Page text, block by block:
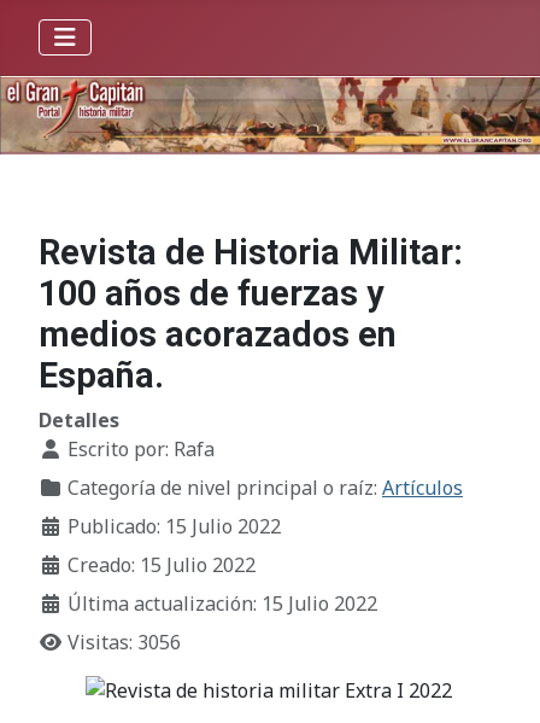
Revista de Historia Militar:
100 años de fuerzas y
medios acorazados en
España.
Detalles
Escrito por: Rafa
Categoría de nivel principal o raíz: Artículos
Publicado: 15 Julio 2022
Creado: 15 Julio 2022
Última actualización: 15 Julio 2022
Visitas: 3056